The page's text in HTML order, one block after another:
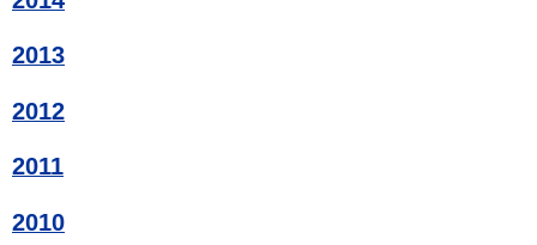
2013
2012
2011
2010